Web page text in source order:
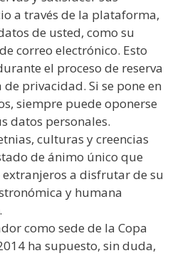
a través de la plataforma,
de usted, como su
correo electrónico. Esto
el proceso de reserva
privacidad. Si se pone en
siempre puede oponerse
datos personales.
culturas y creencias
de ánimo único que
a disfrutar de su
y humana
como sede de la Copa
ha supuesto, sin duda,